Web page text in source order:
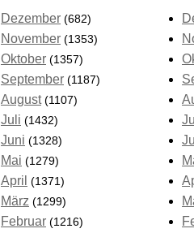
Dezember (682)
November (1353)
Oktober (1357)
September (1187)
August (1107)
Juli (1432)
Juni (1328)
Mai (1279)
April (1371)
März (1299)
Februar (1216)